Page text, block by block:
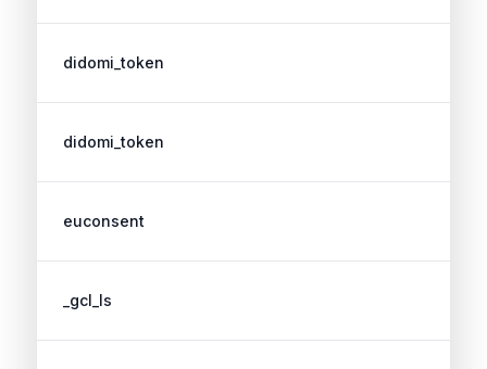
didomi_token
didomi_token
euconsent
_gcl_ls